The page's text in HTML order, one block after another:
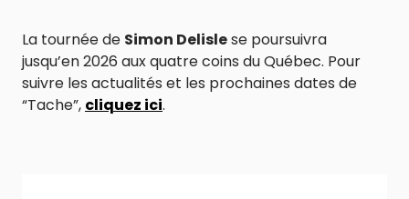
La tournée de Simon Delislese poursuivra
jusqu’en 2026 aux quatre coins du Québec. Pour
suivre les actualités et les prochaines dates de
“Tache”, cliquez ici.